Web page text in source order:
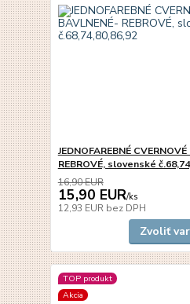
JEDNOFAREBNÉ
REBROVÉ, slovenské
16,90 EUR
15,90 EUR/ks
12,93 EUR bez DPH
Zvoliť
TOP produkt
Akcia